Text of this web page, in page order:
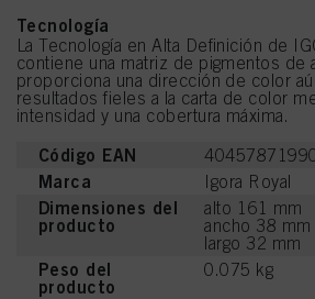
Tecnología
La Tecnología en Alta Definición de
contiene una matriz de pigmentos de
proporciona una dirección de color
resultados fieles a la carta de color
intensidad y una cobertura máxima.
Código EAN
Marca Igora Royal
Dimensiones del
producto
alto 161 mm
ancho 38 mm
largo 32 mm
Peso del
producto
0.075 kg